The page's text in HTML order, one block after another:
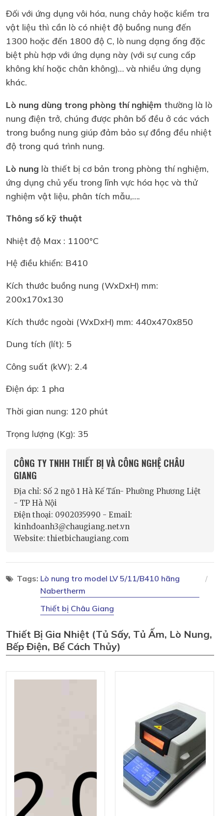
Đối với ứng dụng vôi hóa, nung chảy hoặc kiểm tra
vật liệu thì cần lò có nhiệt độ buồng nung đến
1300 hoặc đến 1800 độ C, lò nung dạng ống đặc
biệt phù hợp với ứng dụng này (với sự cung cấp
không khí hoặc chân không)… và nhiều ứng dụng
khác.
Lò nung dùng trong phòng thí nghiệm thường là lò
nung điện trở, chúng được phân bố đều ở các vách
trong buồng nung giúp đảm bảo sự đồng đều nhiệt
độ trong quá trình nung.
Lò nung là thiết bị cơ bản trong phòng thí nghiệm,
ứng dụng chủ yếu trong lĩnh vực hóa học và thử
nghiệm vật liệu, phân tích mẫu,….
Thông số kỹ thuật
Nhiệt độ Max : 1100°C
Hệ điều khiển: B410
Kích thước buồng nung (WxDxH) mm:
200x170x130
Kích thước ngoài (WxDxH) mm: 440x470x850
Dung tích (lít): 5
Công suất (kW): 2.4
Điện áp: 1 pha
Thời gian nung: 120 phút
Trọng lượng (Kg): 35
CÔNG TY TNHH THIẾT BỊ VÀ CÔNG NGHỆ CHÂU
GIANG
Địa chỉ: Số 2 ngõ 1 Hà Kế Tấn- Phường Phương Liệt
- TP Hà Nội
Điện thoại: 0902035990 - Email:
kinhdoanh3@chaugiang.net.vn
Website: thietbichaugiang.com
Tags: Lò nung tro model LV 5/11/B410 hãng
Nabertherm
Thiết bị Châu Giang
Thiết Bị Gia Nhiệt (tủ Sấy, Tủ Ấm, Lò Nung,
Bếp Điện, Bể Cách Thủy)